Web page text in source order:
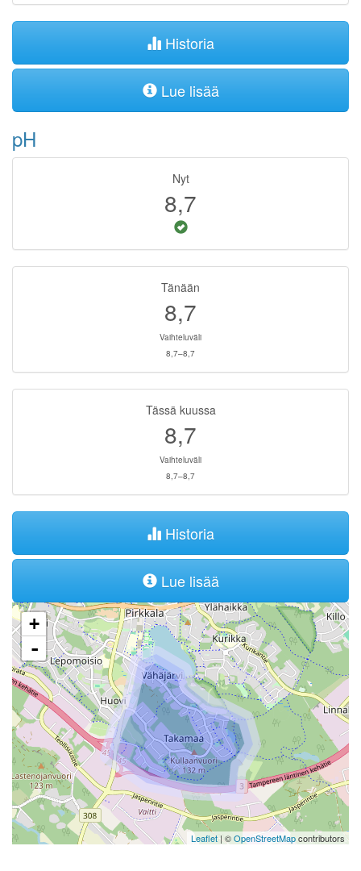
Historia
Lue lisää
pH
Nyt
8,7
Tänään
8,7
Vaihteluväli
8,7–8,7
Tässä kuussa
8,7
Vaihteluväli
8,7–8,7
Historia
Lue lisää
+
-
Leaflet| ©OpenStreetMapcontributors